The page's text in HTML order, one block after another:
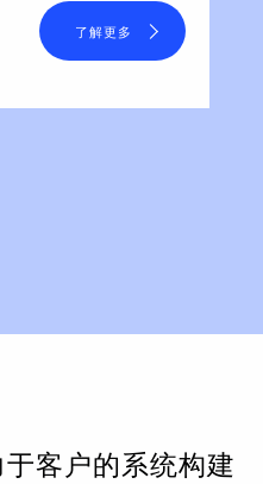
了解更多
客户的系统构建